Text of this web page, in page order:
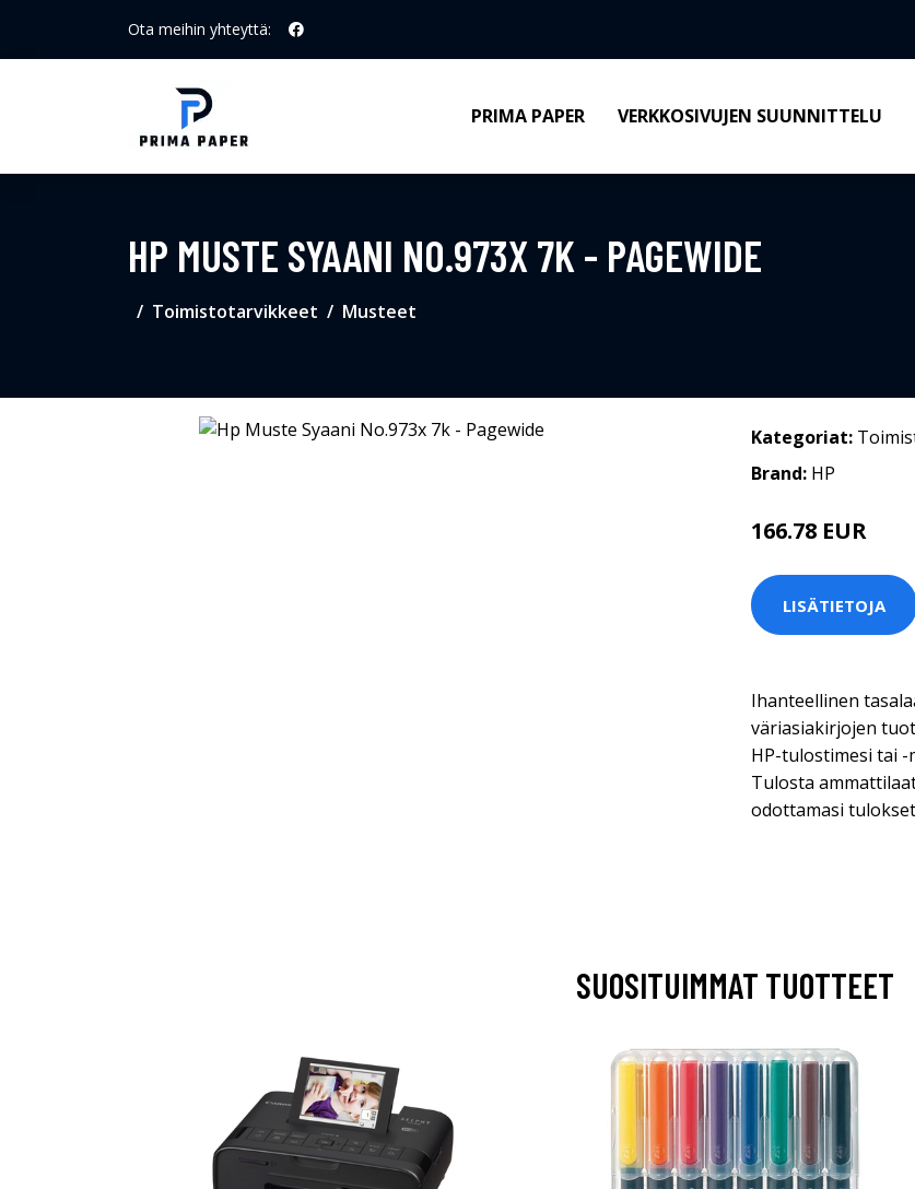
Ota meihin yhteyttä:
PRIMA PAPER VERKKOSIVUJEN SUUNNITTELU
HP MUSTE SYAANI NO.973X 7K - PAGEWIDE
Toimistotarvikkeet Musteet
Kategoriat:
Brand: HP
166.78 EUR
LISÄTIETOJA
Ihanteellinen
väriasiakirjojen
HP-tulostimesi tai
Tulosta
odottamasi
SUOSITUIMMAT TUOTTEET